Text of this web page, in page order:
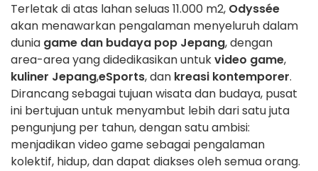
Terletak di atas lahan seluas 11.000 m2, Odyssée
akan menawarkan pengalaman menyeluruh dalam
dunia game dan budaya pop Jepang, dengan
area-area yang didedikasikan untukvideo game,
kuliner Jepang,eSports, dan kreasi kontemporer.
Dirancang sebagai tujuan wisata dan budaya, pusat
ini bertujuan untuk menyambut lebih dari satu juta
pengunjung per tahun, dengan satu ambisi:
menjadikan video game sebagai pengalaman
kolektif, hidup, dan dapat diakses oleh semua orang.